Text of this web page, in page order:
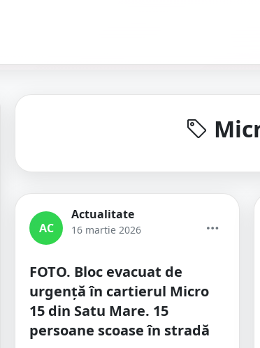
AC
Actualitate
16 martie 2026
FOTO. Bloc evacuat de
urgență în cartierul Micro
15 din Satu Mare. 15
persoane scoase în stradă